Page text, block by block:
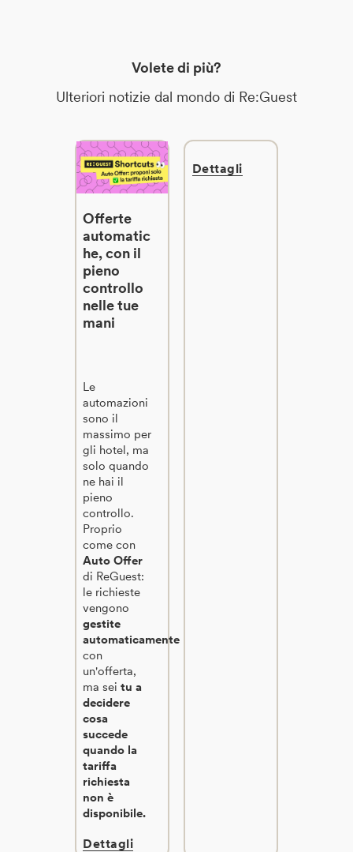
Volete di più?
Ulteriori notizie dal mondo di Re:Guest
Offerte
automatic
he, con il
pieno
controllo
nelle tue
mani
Le
automazioni
sono il
massimo per
gli hotel, ma
solo quando
ne hai il
pieno
controllo.
Proprio
come con
Auto Offer
di ReGuest:
le richieste
vengono
gestite
automaticamente
con
un'offerta,
ma seitu a
decidere
cosa
succede
quando la
tariffa
richiesta
non è
disponibile.
Dettagli
Dettagli